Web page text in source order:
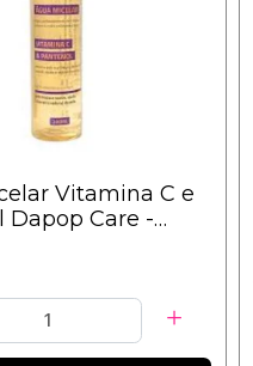
Vitamina C e
Dapop Care -